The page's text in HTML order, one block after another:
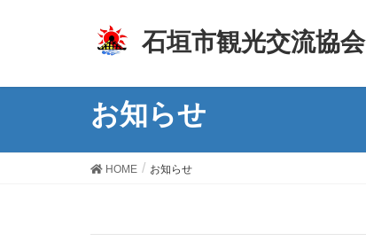
石垣市観光交流協会
お知らせ
HOME お知らせ